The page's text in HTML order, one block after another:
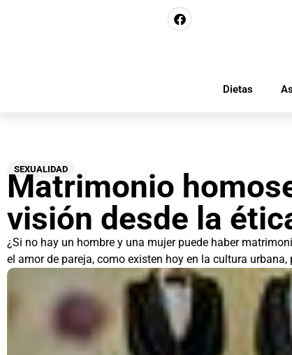
Dietas
SEXUALIDAD
Matrimonio
visión desde la
¿Si no hay un hombre y una mujer puede haber
el amor de pareja, como existen hoy en la cultura